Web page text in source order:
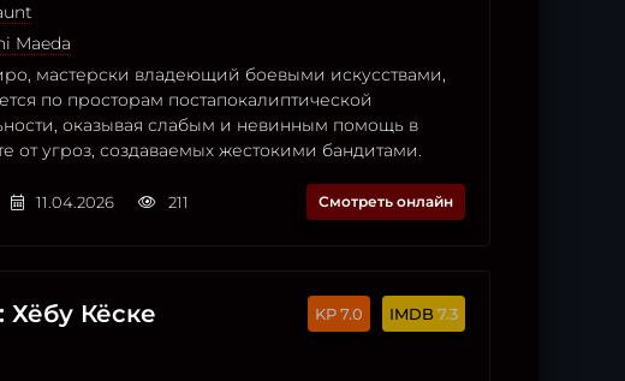
Maeda
мастерски владеющий боевыми искусствами,
по просторам постапокалиптической
оказывая слабым и невинным помощь в
от угроз, создаваемых жестокими бандитами.
11.04.2026 211 Смотреть онлайн
Хёбу Кёске 7.0 7.3